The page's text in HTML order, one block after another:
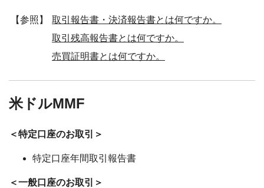
【参照】
取引報告書・決済報告書とは何ですか。
取引残高報告書とは何ですか。
売買証明書とは何ですか。
米ドルMMF
＜特定口座のお取引＞
特定口座年間取引報告書
＜一般口座のお取引＞